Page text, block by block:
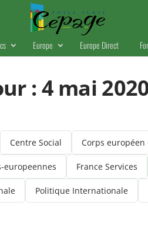
Europe Europe Direct
:4 mai
Centre Social Corps
europeennes France Services
Politique Internationale